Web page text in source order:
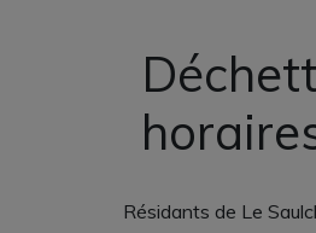
Résidants de Le